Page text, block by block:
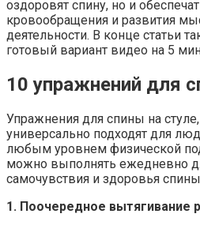
оздоровят спину, но и
кровообращения и развития
деятельности. В конце статьи
готовый вариант видео на 5
10 упражнений для
Упражнения для спины на
универсально подходят для
любым уровнем физической
можно выполнять ежедневно
самочувствия и здоровья
1. Поочередное вытягивание